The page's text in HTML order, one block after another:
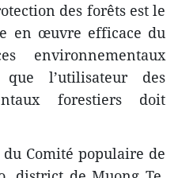
des forêts est le
en œuvre efficace du
environnementaux
que l’utilisateur des
forestiers doit
Comité populaire de